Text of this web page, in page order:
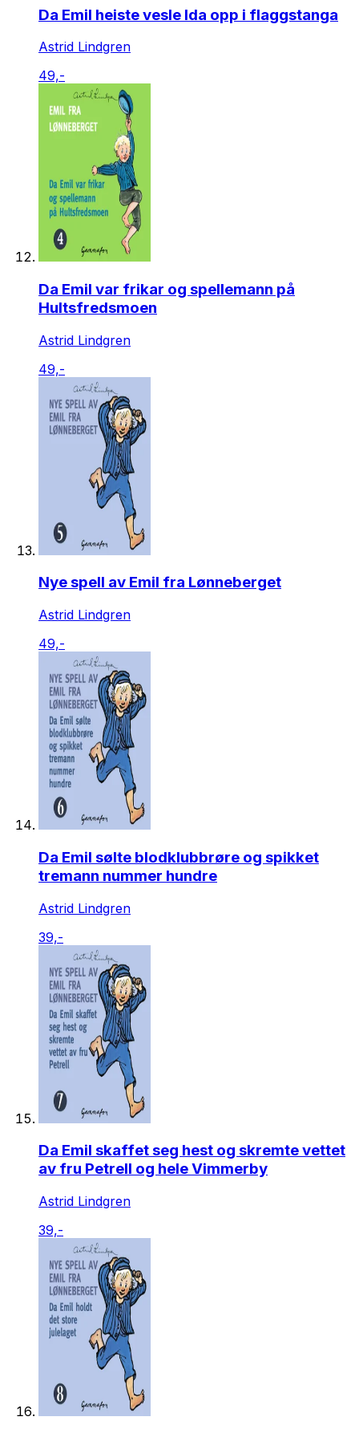
Da Emil heiste vesle Ida opp i flaggstanga
Astrid Lindgren
49,-
Da Emil var frikar og spellemann på
Hultsfredsmoen
Astrid Lindgren
49,-
Nye spell av Emil fra Lønneberget
Astrid Lindgren
49,-
Da Emil sølte blodklubbrøre og spikket
tremann nummer hundre
Astrid Lindgren
39,-
Da Emil skaffet seg hest og skremte vettet
av fru Petrell og hele Vimmerby
Astrid Lindgren
39,-